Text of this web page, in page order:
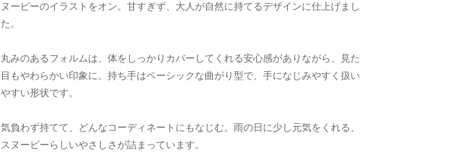
ヌーピーのイラストをオン。甘すぎず、大人が自然に持てるデザインに仕上げまし
た。
丸みのあるフォルムは、体をしっかりカバーしてくれる安心感がありながら、見た
目もやわらかい印象に。持ち手はベーシックな曲がり型で、手になじみやすく扱い
やすい形状です。
気負わず持てて、どんなコーディネートにもなじむ。雨の日に少し元気をくれる、
スヌーピーらしいやさしさが詰まっています。